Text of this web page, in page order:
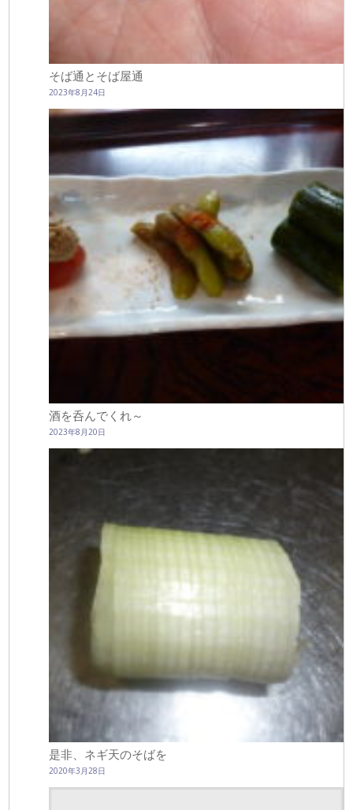
そば通とそば屋通
2023年8月24日
酒を呑んでくれ～
2023年8月20日
是非、ネギ天のそばを
2020年3月28日